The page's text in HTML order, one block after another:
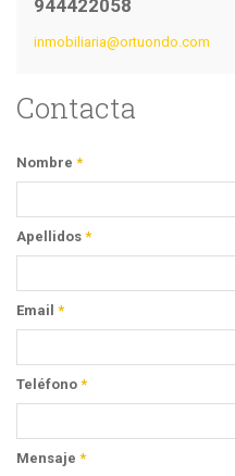
944422058
inmobiliaria@ortuondo.com
Contacta
Nombre *
Apellidos *
Email *
Teléfono *
Mensaje *